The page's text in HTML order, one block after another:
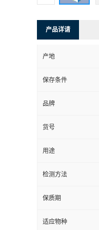
产品详请
产地
保存条件
品牌
货号
用途
检测方法
保质期
适应物种